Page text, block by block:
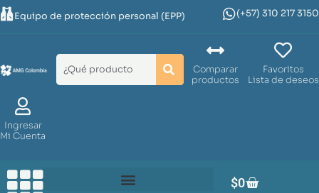
Equipo de protección personal (EPP) (+57) 310 217 3150
Comparar
productos
Favoritos
Lista de deseos
Ingresar
Mi Cuenta
$0